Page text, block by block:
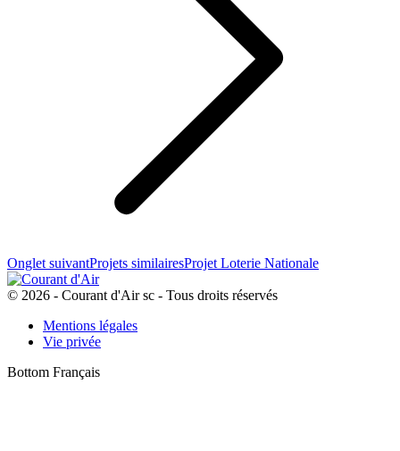
Onglet suivantProjets similairesProjet Loterie Nationale
© 2026 - Courant d'Air sc - Tous droits réservés
Mentions légales
Vie privée
Bottom Français